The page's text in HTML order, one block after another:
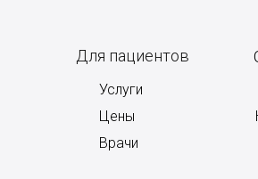
Для пациентов
Услуги
Цены
Врачи